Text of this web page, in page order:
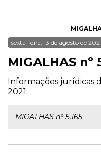
sexta-feira, 13 de agosto de 2021
MIGALHAS nº
Informações jurídicas
2021.
MIGALHAS nº 5.165